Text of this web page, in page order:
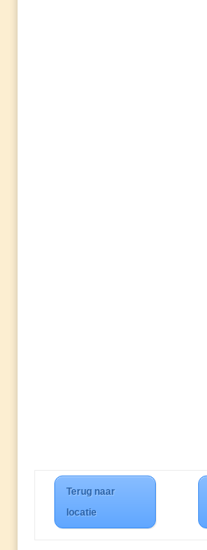
Terug naar
locatie